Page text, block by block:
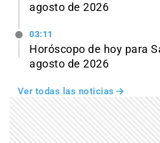
agosto de 2026
03:11
Horóscopo de hoy para
agosto de 2026
Ver todas las noticias